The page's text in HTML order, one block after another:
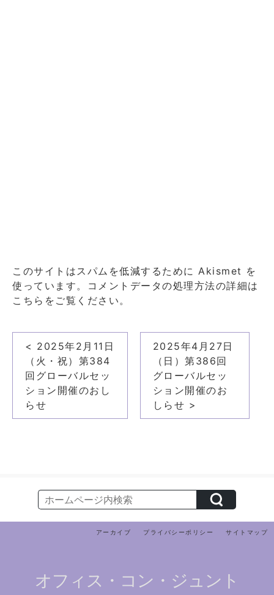
このサイトはスパムを低減するために Akismet を
使っています。
コメントデータの処理方法の詳細は
こちらをご覧ください。
ゲ
< 2025年2月11日
（火・祝）第384
回グローバルセッ
ション開催のおし
らせ
2025年4月27日
（日）第386回
グローバルセッ
ション開催のお
しらせ >
アーカイブ プライバシーポリシー サイトマップ
オフィス・コン・ジュント